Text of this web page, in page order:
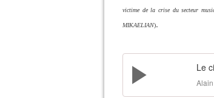
victime de la crise du secteur
MIKAELIAN).
Le